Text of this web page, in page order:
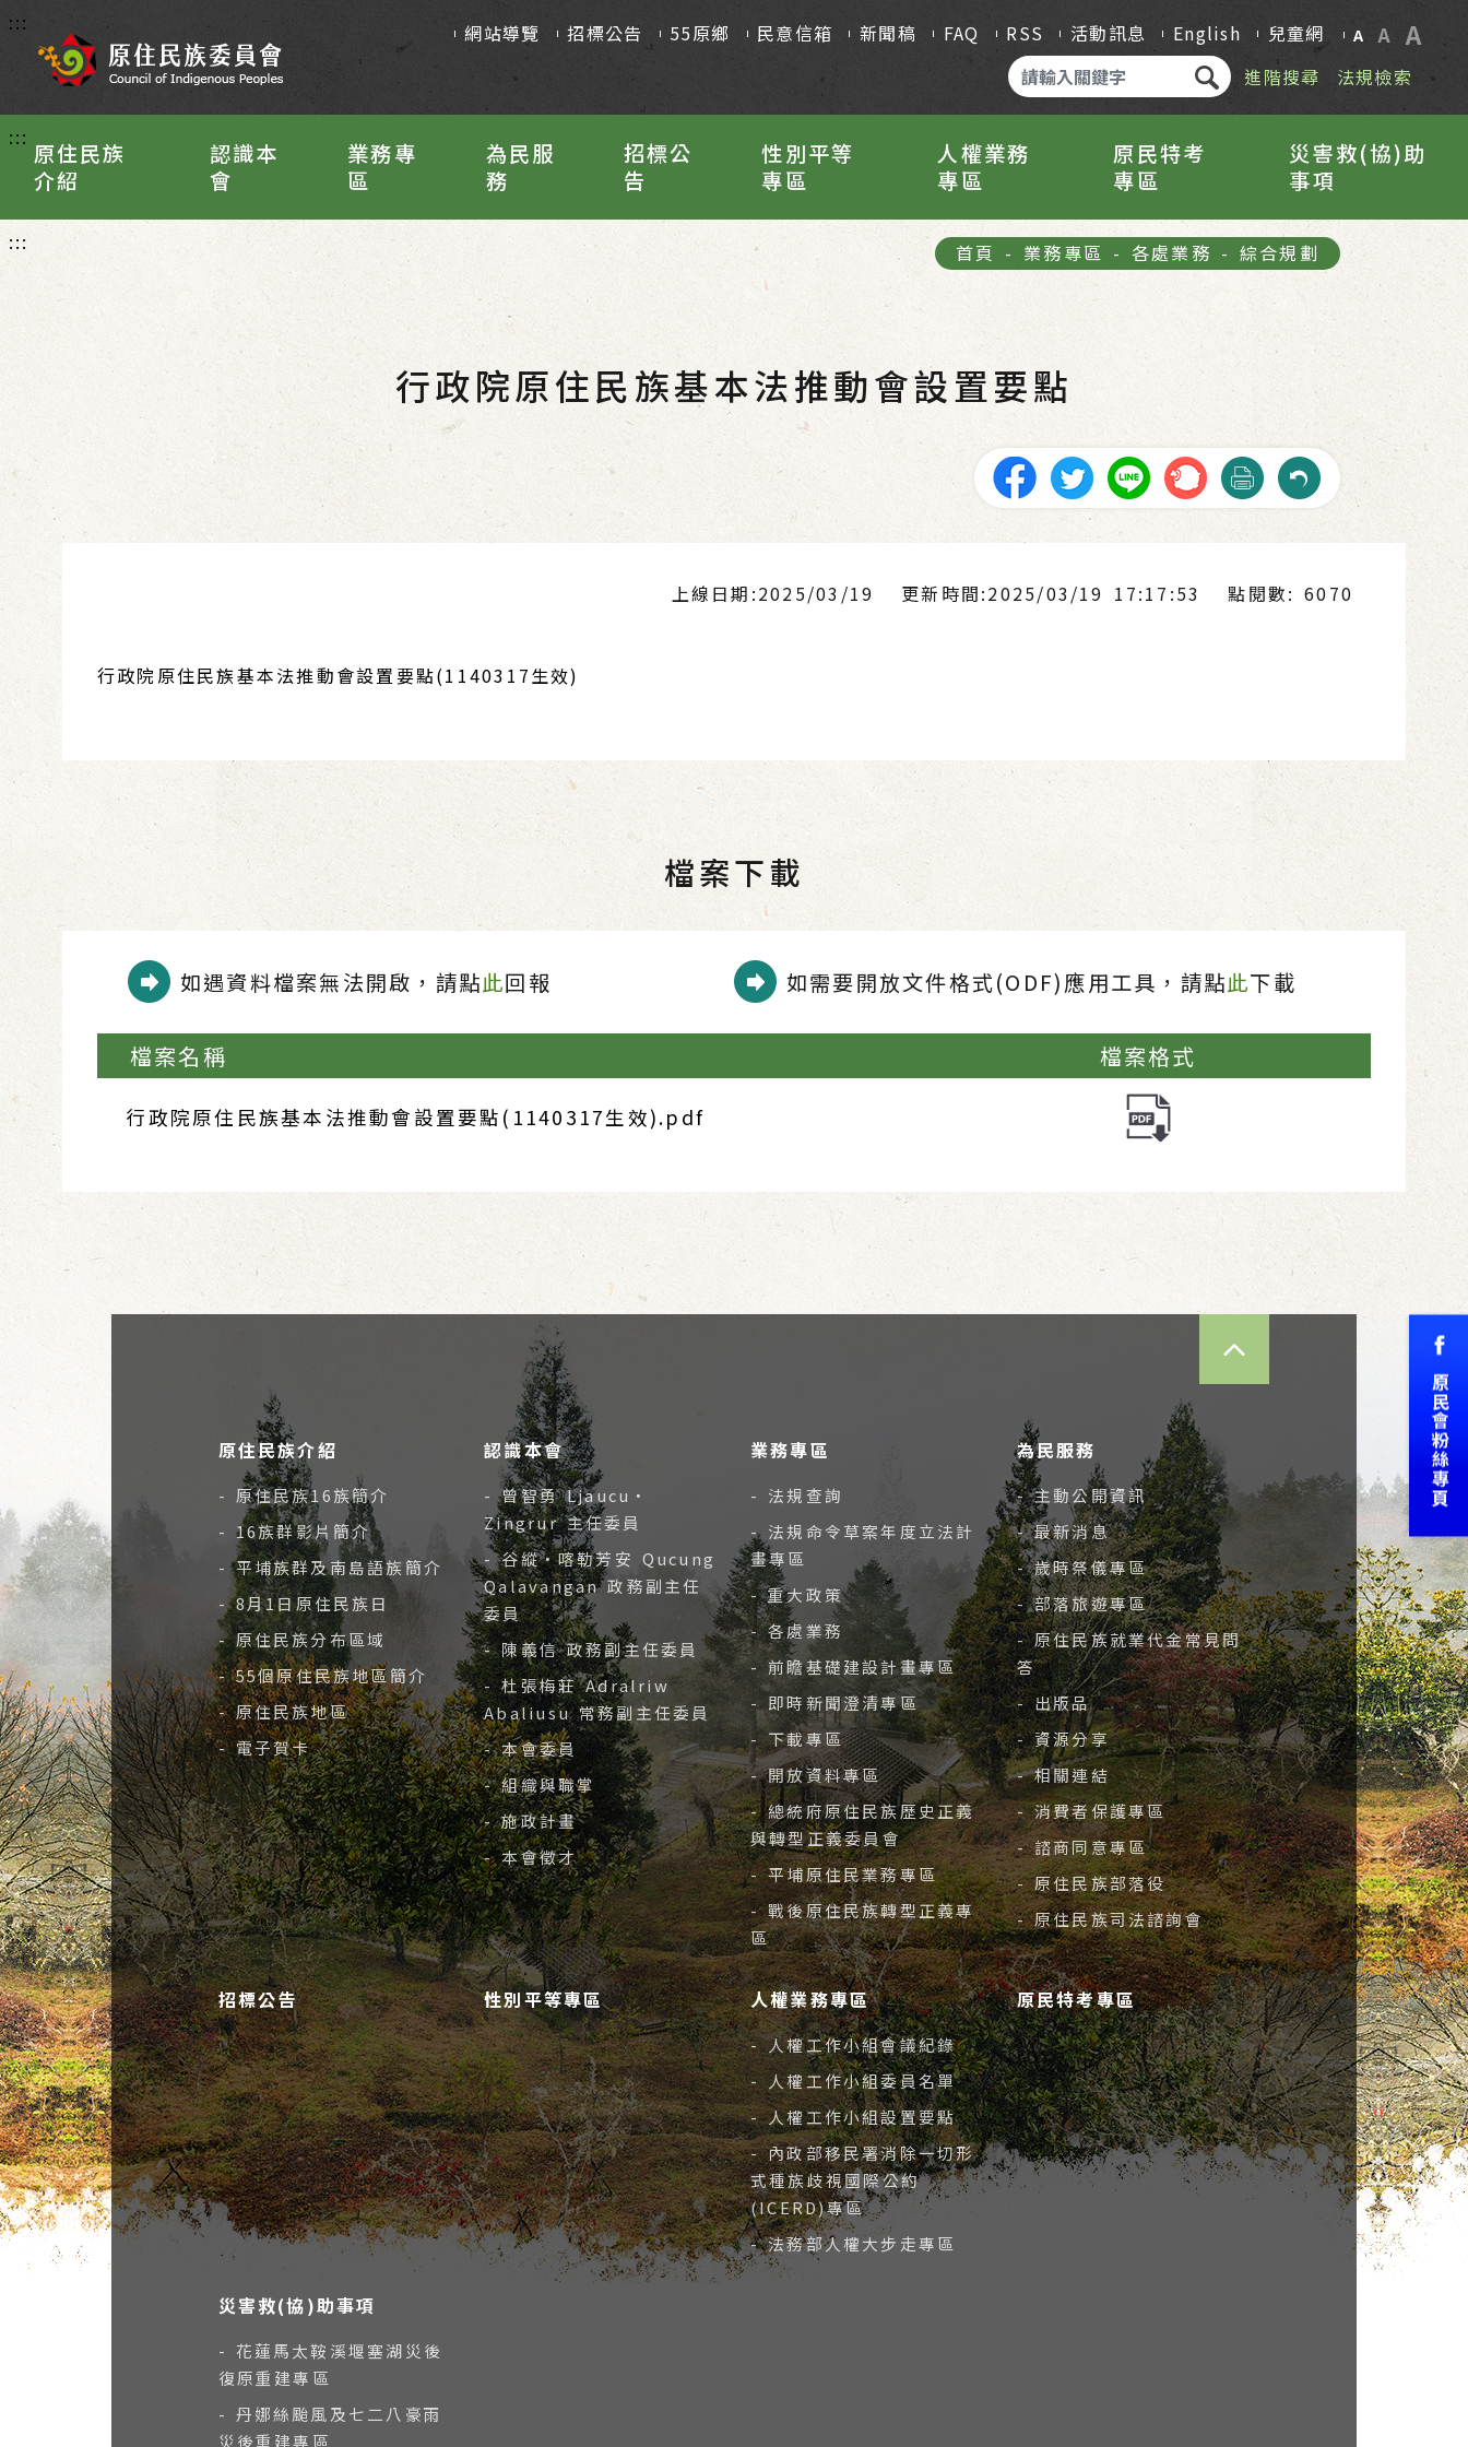
::: 網站導覽 招標公告 55原鄉 民意信箱 新聞稿 FAQ RSS 活動訊息 English 兒童網 A A A
進階搜尋 法規檢索
:::
原住民族
介紹
認識本
會
業務專
區
為民服
務
招標公
告
性別平等
專區
人權業務
專區
原民特考
專區
災害救(協)助
事項
::: 首頁 - 業務專區 - 各處業務 - 綜合規劃
行政院原住民族基本法推動會設置要點
上線日期:2025/03/19 更新時間:2025/03/19 17:17:53 點閱數: 6070
行政院原住民族基本法推動會設置要點(1140317生效)
檔案下載
如遇資料檔案無法開啟，請點此回報 如需要開放文件格式(ODF)應用工具，請點此下載
檔案名稱 檔案格式
行政院原住民族基本法推動會設置要點(1140317生效).pdf
原住民族介紹
- 原住民族16族簡介
- 16族群影片簡介
- 平埔族群及南島語族簡介
- 8月1日原住民族日
- 原住民族分布區域
- 55個原住民族地區簡介
- 原住民族地區
- 電子賀卡
認識本會
- 曾智勇 Ljaucu‧
Zingrur 主任委員
- 谷縱‧喀勒芳安 Qucung
Qalavangan 政務副主任
委員
- 陳義信 政務副主任委員
- 杜張梅莊 Adralriw
Abaliusu 常務副主任委員
- 本會委員
- 組織與職掌
- 施政計畫
- 本會徵才
業務專區
- 法規查詢
- 法規命令草案年度立法計
畫專區
- 重大政策
- 各處業務
- 前瞻基礎建設計畫專區
- 即時新聞澄清專區
- 下載專區
- 開放資料專區
- 總統府原住民族歷史正義
與轉型正義委員會
- 平埔原住民業務專區
- 戰後原住民族轉型正義專
區
為民服務
- 主動公開資訊
- 最新消息
- 歲時祭儀專區
- 部落旅遊專區
- 原住民族就業代金常見問
答
- 出版品
- 資源分享
- 相關連結
- 消費者保護專區
- 諮商同意專區
- 原住民族部落役
- 原住民族司法諮詢會
招標公告 性別平等專區 人權業務專區
- 人權工作小組會議紀錄
- 人權工作小組委員名單
- 人權工作小組設置要點
- 內政部移民署消除一切形
式種族歧視國際公約
(ICERD)專區
- 法務部人權大步走專區
原民特考專區
災害救(協)助事項
- 花蓮馬太鞍溪堰塞湖災後
復原重建專區
- 丹娜絲颱風及七二八豪雨
災後重建專區